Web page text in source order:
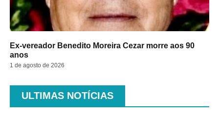
Ex-vereador Benedito Moreira Cezar morre aos 90
anos
1 de agosto de 2026
ULTIMAS NOTÍCIAS